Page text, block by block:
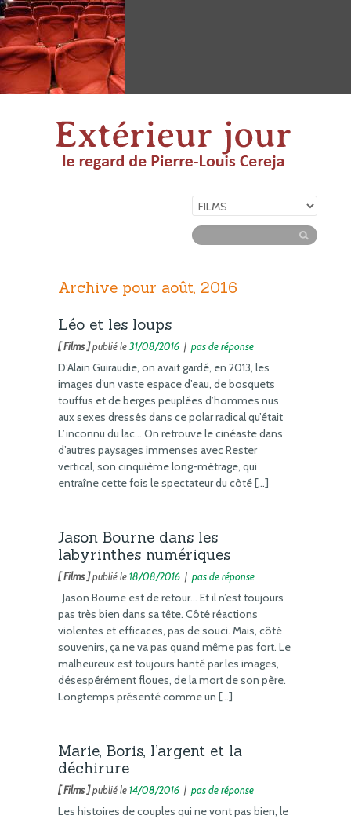
Archive pour août, 2016
Léo et les loups
[ Films ]publié le31/08/2016 | pas de réponse
D’Alain Guiraudie, on avait gardé, en 2013, les
images d’un vaste espace d’eau, de bosquets
touffus et de berges peuplées d’hommes nus
aux sexes dressés dans ce polar radical qu’était
L’inconnu du lac… On retrouve le cinéaste dans
d’autres paysages immenses avec Rester
vertical, son cinquième long-métrage, qui
entraîne cette fois le spectateur du côté […]
Jason Bourne dans les
labyrinthes numériques
[ Films ]publié le18/08/2016 | pas de réponse
Jason Bourne est de retour… Et il n’est toujours
pas très bien dans sa tête. Côté réactions
violentes et efficaces, pas de souci. Mais, côté
souvenirs, ça ne va pas quand même pas fort. Le
malheureux est toujours hanté par les images,
désespérément floues, de la mort de son père.
Longtemps présenté comme un […]
Marie, Boris, l’argent et la
déchirure
[ Films ]publié le14/08/2016 | pas de réponse
Les histoires de couples qui ne vont pas bien, le